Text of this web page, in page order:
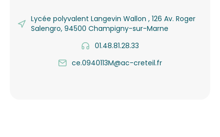
Lycée polyvalent Langevin Wallon , 126 Av. Roger
Salengro, 94500 Champigny-sur-Marne
01.48.81.28.33
ce.0940113M@ac-creteil.fr